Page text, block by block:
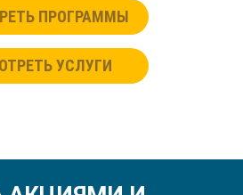
ПРОГРАММЫ
УСЛУГИ